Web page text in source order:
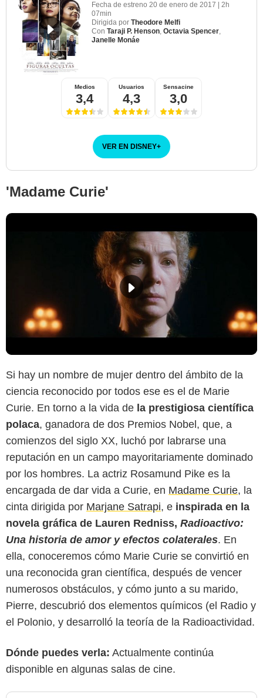
Fecha de estreno 20 de enero de 2017
2h
07min
Dirigida por Theodore Melfi
Con Taraji P. Henson, Octavia Spencer,
Janelle Monáe
Medios
3,4
Usuarios
4,3
Sensacine
3,0
VER EN DISNEY+
'Madame Curie'
Si hay un nombre de mujer dentro del ámbito de la
ciencia reconocido por todos ese es el de Marie
Curie. En torno a la vida de la prestigiosa científica
polaca, ganadora de dos Premios Nobel, que, a
comienzos del siglo XX, luchó por labrarse una
reputación en un campo mayoritariamente dominado
por los hombres. La actriz Rosamund Pike es la
encargada de dar vida a Curie, en Madame Curie, la
cinta dirigida por Marjane Satrapi, e inspirada en la
novela gráfica de Lauren Redniss, Radioactivo:
Una historia de amor y efectos colaterales. En
ella, conoceremos cómo Marie Curie se convirtió en
una reconocida gran científica, después de vencer
numerosos obstáculos, y cómo junto a su marido,
Pierre, descubrió dos elementos químicos (el Radio y
el Polonio, y desarrolló la teoría de la Radioactividad.
Dónde puedes verla: Actualmente continúa
disponible en algunas salas de cine.